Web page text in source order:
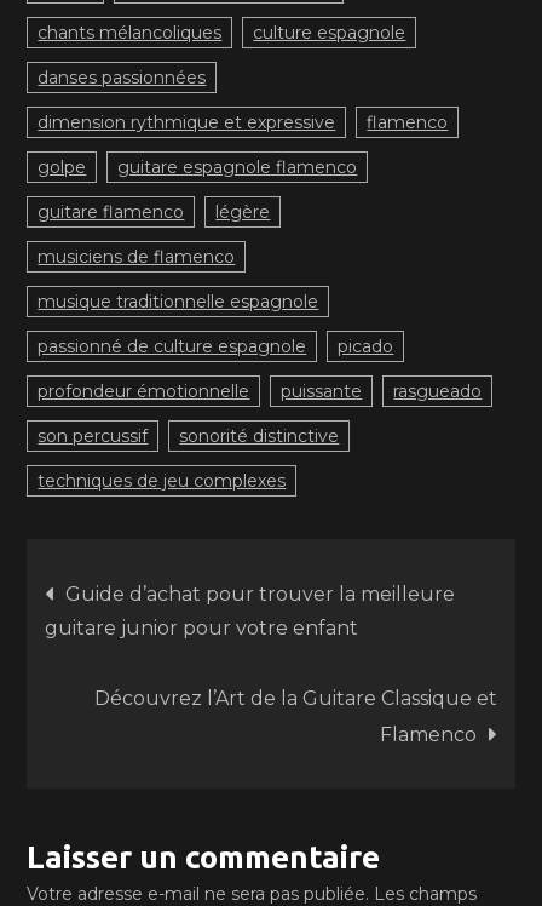
chants mélancoliques culture espagnole
danses passionnées
dimension rythmique et expressive flamenco
golpe guitare espagnole flamenco
guitare flamenco légère
musiciens de flamenco
musique traditionnelle espagnole
passionné de culture espagnole picado
profondeur émotionnelle puissante rasgueado
son percussif sonorité distinctive
techniques de jeu complexes
Navigation
de
l’article
Guide d’achat pour trouver la meilleure
guitare junior pour votre enfant
Découvrez l’Art de la Guitare Classique et
Flamenco
Laisser un commentaire
Votre adresse e-mail ne sera pas publiée. Les champs